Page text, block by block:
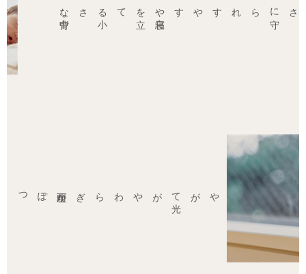
、
すやすや寝息を立てる小さな
背中。
やがて光がやわらぎ
、
雨粒がぽつりと
窓
をすべる